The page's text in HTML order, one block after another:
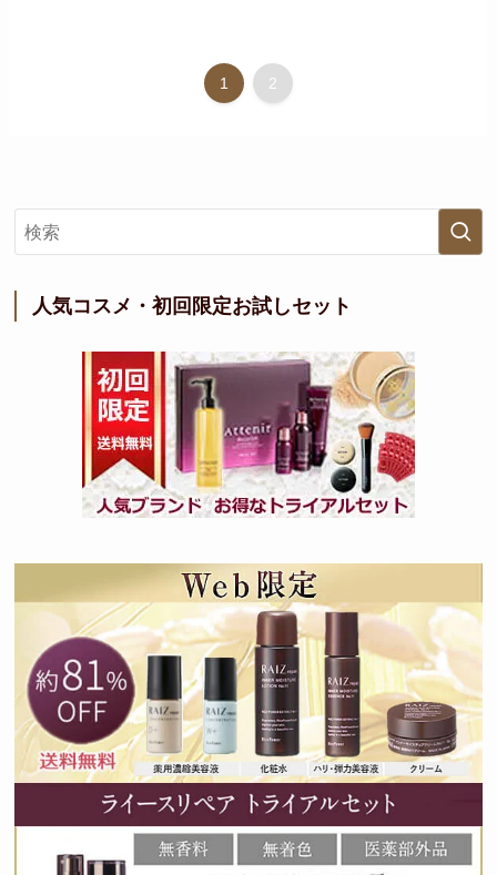
1 2
人気コスメ・初回限定お試しセット